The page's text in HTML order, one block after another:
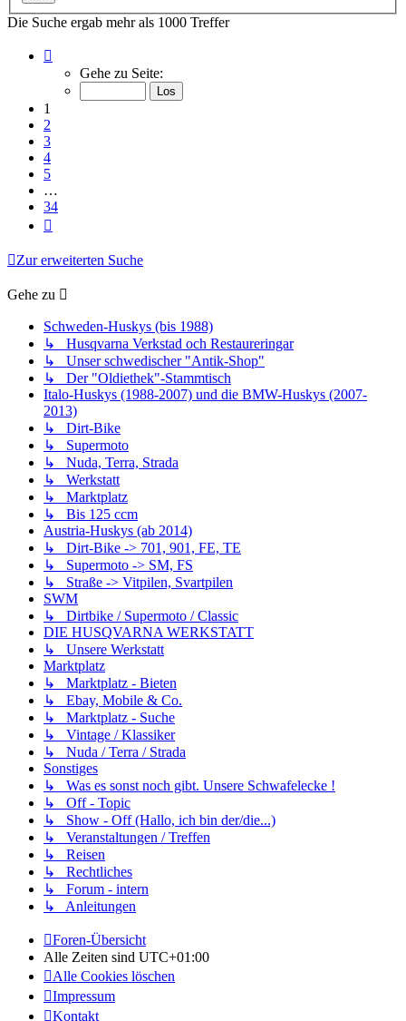
Die Suche ergab mehr als 1000 Treffer
von
Gehe zu Seite:
1
2
3
4
5
…
34
Zur erweiterten Suche
Gehe zu
Schweden-Huskys (bis 1988)
↳ Husqvarna Verkstad och Restaureringar
↳ Unser schwedischer "Antik-Shop"
↳ Der "Oldiethek"-Stammtisch
Italo-Huskys (1988-2007) und die BMW-Huskys (2007-
2013)
↳ Dirt-Bike
↳ Supermoto
↳ Nuda, Terra, Strada
↳ Werkstatt
↳ Marktplatz
↳ Bis 125 ccm
Austria-Huskys (ab 2014)
↳ Dirt-Bike -> 701, 901, FE, TE
↳ Supermoto -> SM, FS
↳ Straße -> Vitpilen, Svartpilen
SWM
↳ Dirtbike / Supermoto / Classic
DIE HUSQVARNA WERKSTATT
↳ Unsere Werkstatt
Marktplatz
↳ Marktplatz - Bieten
↳ Ebay, Mobile & Co.
↳ Marktplatz - Suche
↳ Vintage / Klassiker
↳ Nuda / Terra / Strada
Sonstiges
↳ Was es sonst noch gibt. Unsere Schwafelecke !
↳ Off - Topic
↳ Show - Off (Hallo, ich bin der/die...)
↳ Veranstaltungen / Treffen
↳ Reisen
↳ Rechtliches
↳ Forum - intern
↳ Anleitungen
Foren-Übersicht
Alle Zeiten sind UTC+01:00
Alle Cookies löschen
Impressum
Kontakt